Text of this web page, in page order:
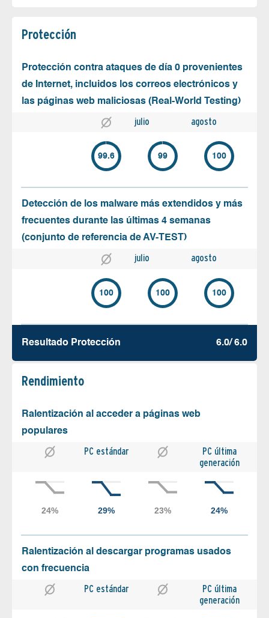
Protección
Protección contra ataques de día 0 provenientes
de Internet, incluidos los correos electrónicos y
las páginas web maliciosas (Real-World Testing)
julio agosto
99.6 99 100
Detección de los malware más extendidos y más
frecuentes durante las últimas 4 semanas
(conjunto de referencia de AV-TEST)
julio agosto
100 100 100
Resultado Protección 6.0/ 6.0
Rendimiento
Ralentización al acceder a páginas web
populares
PC estándar
PC última
generación
Ralentización al descargar programas usados
con frecuencia
PC estándar
PC última
generación